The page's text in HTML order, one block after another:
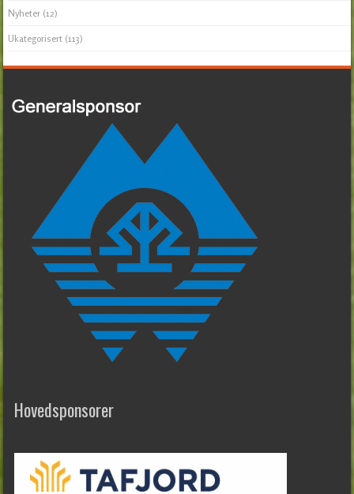
Nyheter (12)
Ukategorisert (113)
Hovedsponsorer